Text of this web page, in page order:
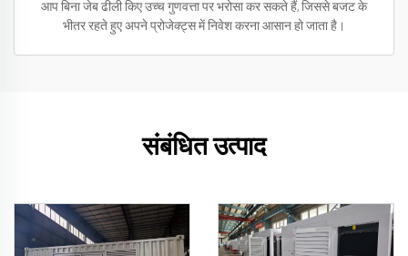
आप बिना जेब ढीली किए उच्च गुणवत्ता पर भरोसा कर सकते हैं, जिससे बजट के
भीतर रहते हुए अपने प्रोजेक्ट्स में निवेश करना आसान हो जाता है।
संबंधित उत्पाद